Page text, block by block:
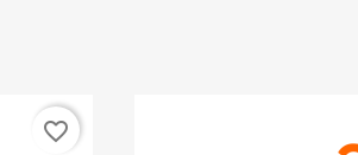
favorite_border